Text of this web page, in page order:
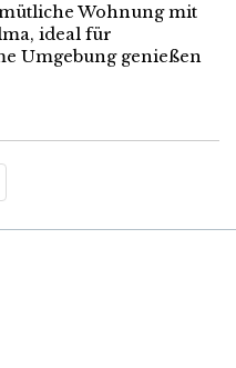
Wohnung mit
ideal für
Umgebung genießen